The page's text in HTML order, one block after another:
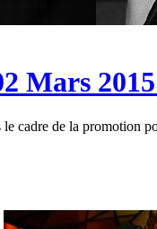
Mars
cadre de la promotion